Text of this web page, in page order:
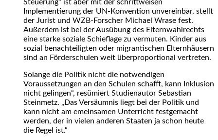
Steuerung“ ist aber mit der schrittweisen
Implementierung der UN-Konvention unvereinbar, stellt
der Jurist und WZB-Forscher Michael Wrase fest.
Außerdem ist bei der Ausübung des Elternwahlrechts
eine starke soziale Schieflage zu vermuten. Kinder aus
sozial benachteiligten oder migrantischen Elternhäusern
sind an Förderschulen weit überproportional vertreten.
Solange die Politik nicht die notwendigen
Voraussetzungen an den Schulen schafft, kann Inklusion
nicht gelingen“, resümiert Studienautor Sebastian
Steinmetz. „Das Versäumnis liegt bei der Politik und
kann nicht am emeinsamen Unterricht festgemacht
werden, der in vielen anderen Staaten ja schon heute
die Regel ist.“